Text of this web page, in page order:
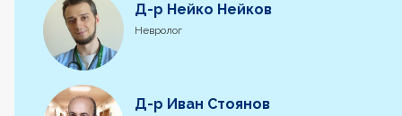
Д-р Нейко Нейков
Невролог
Д-р Иван Стоянов